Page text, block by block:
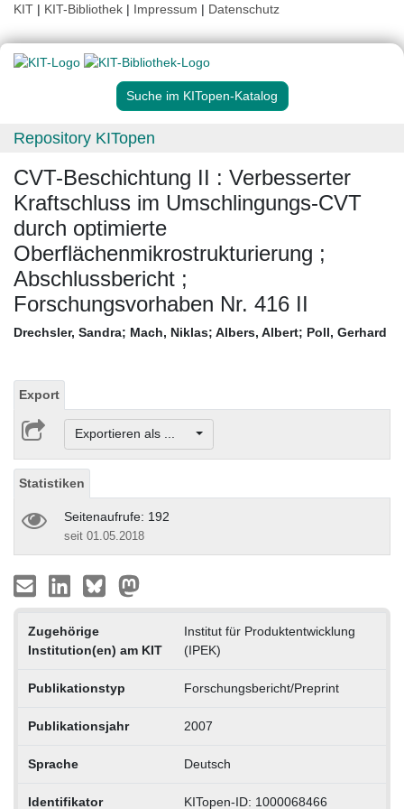
KIT | KIT-Bibliothek | Impressum | Datenschutz
Suche im KITopen-Katalog
Repository KITopen
CVT-Beschichtung II : Verbesserter
Kraftschluss im Umschlingungs-CVT
durch optimierte
Oberflächenmikrostrukturierung ;
Abschlussbericht ;
Forschungsvorhaben Nr. 416 II
Drechsler, Sandra; Mach, Niklas; Albers, Albert; Poll, Gerhard
Export
Exportieren als ...
Statistiken
Seitenaufrufe: 192
seit 01.05.2018
Zugehörige
Institution(en) am KIT
Institut für Produktentwicklung
(IPEK)
Publikationstyp Forschungsbericht/Preprint
Publikationsjahr 2007
Sprache Deutsch
Identifikator KITopen-ID: 1000068466